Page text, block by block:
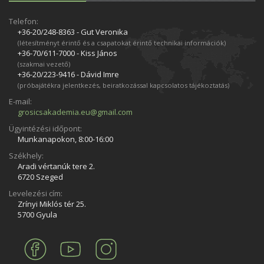
Telefon:
+36-20/248­-8363 - Gut Veronika
(létesítményt érintő és a csapatokat érintő technikai információk)
+36-70/611­-7000 - Kiss János
(szakmai vezető)
+36-20/223­-9416 - Dávid Imre
(próbajátékra jelentkezés, beiratkozással kapcsolatos tájékoztatás)
E-mail:
grosicsakademia.eu@gmail.com
Ügyintézési időpont:
Munkanapokon, 8:00-16:00
Székhely:
Aradi vértanúk tere 2.
6720 Szeged
Levelezési cím:
Zrínyi Miklós tér 25.
5700 Gyula